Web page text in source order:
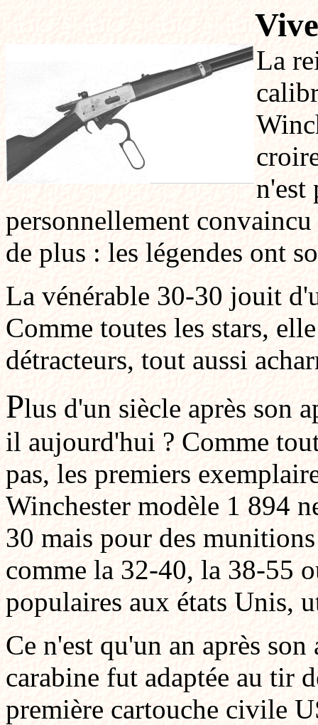
La
n'est
personnellement
de plus : les légendes ont
La vénérable 30-30 jouit
Comme toutes les stars,
détracteurs, tout aussi
Plus d'un siècle après son
il aujourd'hui ? Comme
pas, les premiers
Winchester modèle 1 894
30 mais pour des
comme la 32-40, la 38-55
populaires aux états Unis,
Ce n'est qu'un an après
carabine fut adaptée au tir
première cartouche civile